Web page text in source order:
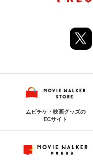
ムビチケ・映画グッズの
ECサイト